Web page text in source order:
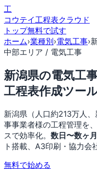
工
コウテイ工程表クラウド
トップ無料で試す
ホーム›業種別›電気工事›
中部エリア / 電気工事
新潟県の電気工
工程表作成ツー
新潟県（人口約213万人
事事業者様の工程管理を
スで効率化。 数日〜数ヶ月
ト搭載、A3印刷・協力会
無料で始める